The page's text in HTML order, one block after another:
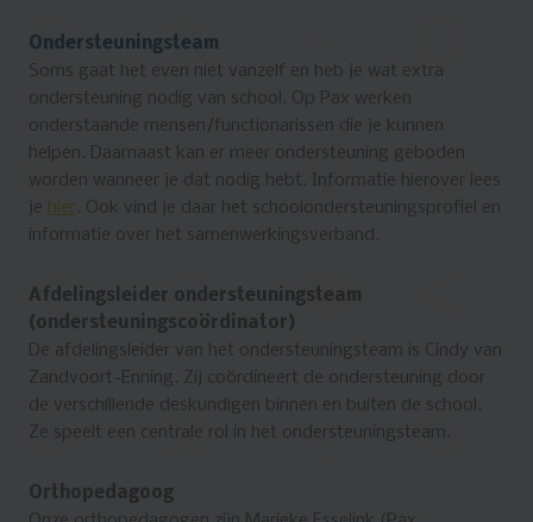
Ondersteuningsteam
Soms gaat het even niet vanzelf en heb je wat extra
ondersteuning nodig van school. Op Pax werken
onderstaande mensen/functionarissen die je kunnen
helpen. Daarnaast kan er meer ondersteuning geboden
worden wanneer je dat nodig hebt. Informatie hierover lees
je hier. Ook vind je daar het schoolondersteuningsprofiel en
informatie over het samenwerkingsverband.
Afdelingsleider ondersteuningsteam
(ondersteuningscoö​rdinator)
De afdelingsleider van het ondersteuningsteam is Cindy van
Zandvoort-Enning. Zij coördineert de ondersteuning door
de verschillende deskundigen binnen en buiten de school.
Ze speelt een centrale rol in het ondersteuningsteam.
Orthopedagoog